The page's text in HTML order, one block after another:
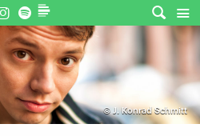
© J. Konrad Schmitt